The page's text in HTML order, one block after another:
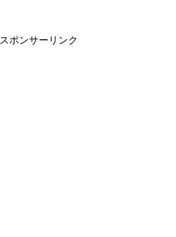
スポンサーリンク